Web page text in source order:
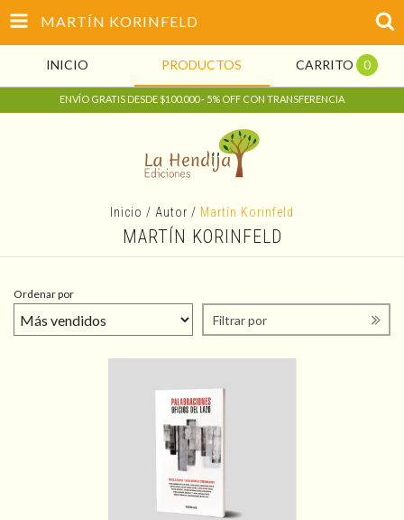
MARTÍN KORINFELD
INICIO PRODUCTOS CARRITO 0
ENVÍO GRATIS DESDE $100.000 - 5% OFF CON TRANSFERENCIA
Inicio / Autor / Martín Korinfeld
MARTÍN KORINFELD
Ordenar por
Filtrar por